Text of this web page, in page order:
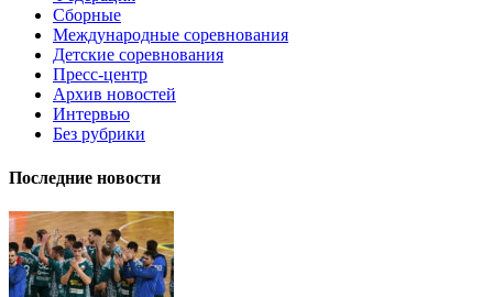
Сборные
Международные соревнования
Детские соревнования
Пресс-центр
Архив новостей
Интервью
Без рубрики
Последние новости